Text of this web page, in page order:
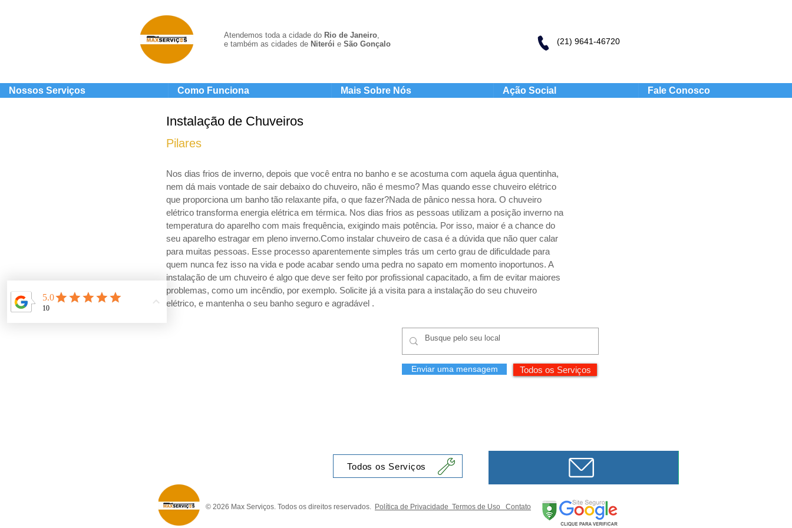
Atendemos toda a cidade do Rio de Janeiro,
e também as cidades de Niterói e São Gonçal o (21) 9641-46720
Nossos Serviços Como Funciona Mais Sobre Nós Ação Social Fale Conosco
Instalação de Chuveiros
Pilares
Nos dias frios de inverno, depois que você entra no banho e se acostuma com aquela água quentinha,
nem dá mais vontade de sair debaixo do chuveiro, não é mesmo? Mas quando esse chuveiro elétrico
que proporciona um banho tão relaxante pifa, o que fazer?Nada de pânico nessa hora. O chuveiro
elétrico transforma energia elétrica em térmica. Nos dias frios as pessoas utilizam a posição inverno na
temperatura do aparelho com mais frequência, exigindo mais potência. Por isso, maior é a chance do
seu aparelho estragar em pleno inverno.Como instalar chuveiro de casa é a dúvida que não quer calar
para muitas pessoas. Esse processo aparentemente simples trás um certo grau de dificuldade para
quem nunca fez isso na vida e pode acabar sendo uma pedra no sapato em momento inoportunos. A
instalação de um chuveiro é algo que deve ser feito por profissional capacitado, a fim de evitar maiores
problemas, como um incêndio, por exemplo. Solicite já a visita para a instalação do seu chuveiro
elétrico, e mantenha o seu banho seguro e agradável .
Enviar uma mensagem Todos os Serviços
Todos os Serviços
© 2026 Max Serviços. Todos os direitos reservados. Política de Privacidade Termos de Uso Contato